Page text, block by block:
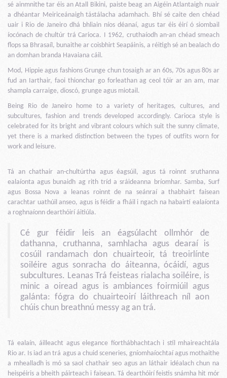
sé ainmnithe tar éis an Atall Bikini, paiste beag an Aigéin Atlantaigh nuair
a dhéantar Meiriceánaigh tástálacha adamhach. Bhí sé caite den chéad
uair i Rio de Janeiro dhá bhliain níos déanaí, agus tar éis éirí ó siombail
íocónach de chultúr trá Carioca. I 1962, cruthaíodh an-an chéad smeach
flops sa Bhrasaíl, bunaithe ar coisbhirt Seapáinis, a réitigh sé an bealach do
an domhan branda Havaiana cáil.
Mod, Hippie agus fashions Grunge chun tosaigh ar an 60s, 70s agus 80s ar
fud an Iarthair, faoi thionchar go forleathan ag ceol tóir ar an am, mar
shampla carraige, dioscó, grunge agus miotail.
Being Rio de Janeiro home to a variety of heritages, cultures, and
subcultures, fashion and trends developed accordingly. Carioca style is
celebrated for its bright and vibrant colours which suit the sunny climate,
yet there is a marked distinction between the types of outfits worn for
work and leisure.
Tá an chathair an-chultúrtha agus éagsúil, agus tá roinnt sruthanna
ealaíonta agus bunaidh ag rith tríd a sráideanna bríomhar. Samba, Surf
agus Bossa Nova a leanas roinnt de na seánraí a thabhairt faisean
carachtar uathúil anseo, agus is féidir a fháil i ngach na habairtí ealaíonta
a roghnaíonn dearthóirí áitiúla.
Cé gur féidir leis an éagsúlacht ollmhór de
dathanna, cruthanna, samhlacha agus dearaí is
cosúil randamach don chuairteoir, tá treoirlínte
soiléire agus sonracha do áiteanna, ócáidí, agus
subcultures. Leanas Trá feisteas rialacha soiléire, is
minic a oiread agus is ambiances foirmiúil agus
galánta: fógra do chuairteoirí láithreach níl aon
chúis chun breathnú messy ag an trá.
Tá ealaín, áilleacht agus elegance fíorthábhachtach i stíl mhaireachtála
Rio ar. Is iad an trá agus a chuid sceneries, gníomhaíochtaí agus mothaithe
a mhealladh is mó sa saol chathair seo agus an láthair idéalach chun na
heispéiris a bheith páirteach i faisean. Tá dearthóirí feistis snámha hit mór